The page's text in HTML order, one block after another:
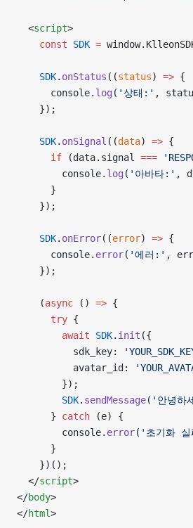
  <
script>
    const
SDK =
    SDK
. onStatus ((status) => {
      console.
log ( '상태:' ,
    });
    SDK
. onSignal ((data) => {
      if
(data.signal ===
        console.
log ( '아바타:' ,
      }
    });
    SDK
. onError((error) => {
      console.
error( '에러:' ,
    });
    (
async () => {
      try
{
        await
SDK. init ({
          sdk_key:
          avatar_id:
        });
        SDK
. sendMessage( '안녕하
      }
catch (e) {
        console.
error( '초기화
      }
    })();
  </
script>
</body>
</html>